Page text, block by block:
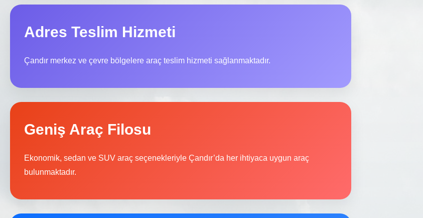
Adres Teslim Hizmeti
Çandır merkez ve çevre bölgelere araç teslim hizmeti sağlanmaktadır.
Geniş Araç Filosu
Ekonomik, sedan ve SUV araç seçenekleriyle Çandır’da her ihtiyaca uygun araç
bulunmaktadır.